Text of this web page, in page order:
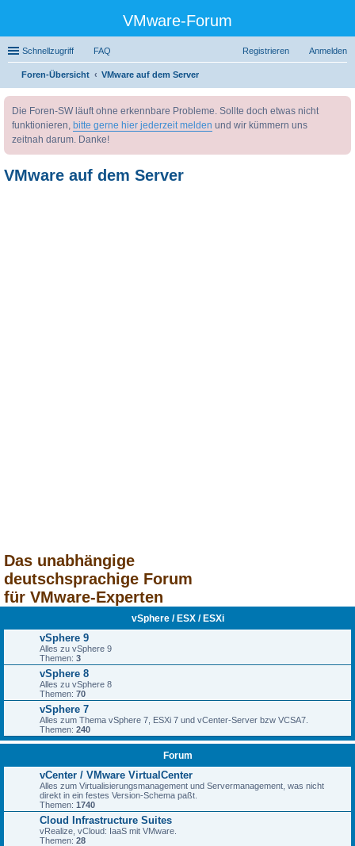
VMware-Forum
Schnellzugriff FAQ Anmelden
Registrieren
Foren-Übersicht
VMware auf dem Server
Die Foren-SW läuft ohne erkennbare Probleme. Sollte doch etwas nicht
funktionieren, bitte gerne hier jederzeit melden und wir kümmern uns
zeitnah darum. Danke!
VMware auf dem Server
Das unabhängige
deutschsprachige Forum
für VMware-Experten
vSphere / ESX / ESXi
vSphere 9
Alles zu vSphere 9
Themen: 3
vSphere 8
Alles zu vSphere 8
Themen: 70
vSphere 7
Alles zum Thema vSphere 7, ESXi 7 und vCenter-Server bzw VCSA7.
Themen: 240
Forum
vCenter / VMware VirtualCenter
Alles zum Virtualisierungsmanagement und Servermanagement, was nicht
direkt in ein festes Version-Schema paßt.
Themen: 1740
Cloud Infrastructure Suites
vRealize, vCloud: IaaS mit VMware.
Themen: 28